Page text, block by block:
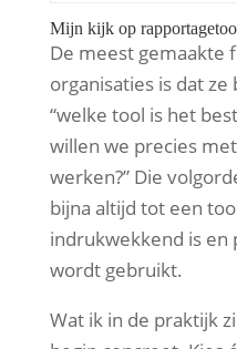
Mijn kijk op
De meest gemaakte
organisaties is dat
“welke tool is het
willen we precies
werken?” Die
bijna altijd tot een
indrukwekkend is en
wordt gebruikt.
Wat ik in de praktijk